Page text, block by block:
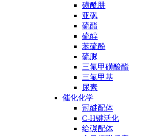
磺酰肼
亚砜
硫酯
硫醇
苯硫酚
硫脲
三氟甲磺酸酯
三氟甲基
尿素
催化化学
冠醚配体
C-H键活化
给碳配体